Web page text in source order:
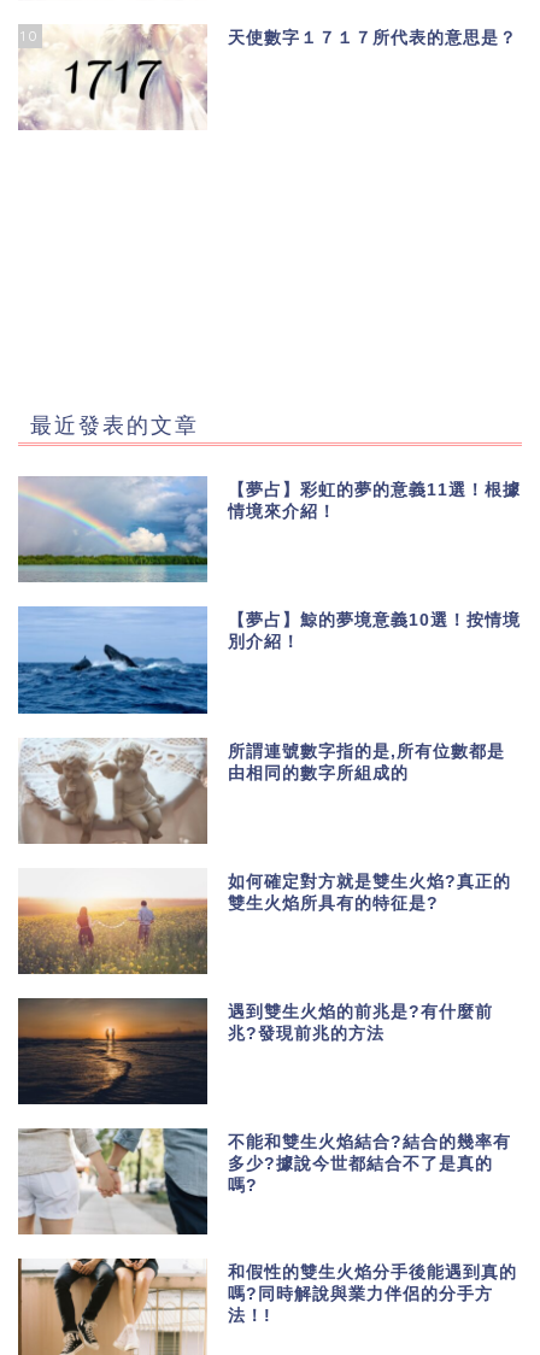
10 天使數字１７１７所代表的意思是？
最近發表的文章
【夢占】彩虹的夢的意義11選！根據
情境來介紹！
【夢占】鯨的夢境意義10選！按情境
別介紹！
所謂連號數字指的是,所有位數都是
由相同的數字所組成的
如何確定對方就是雙生火焰?真正的
雙生火焰所具有的特征是?
遇到雙生火焰的前兆是?有什麼前
兆?發現前兆的方法
不能和雙生火焰結合?結合的幾率有
多少?據說今世都結合不了是真的
嗎?
和假性的雙生火焰分手後能遇到真的
嗎?同時解說與業力伴侶的分手方
法！!